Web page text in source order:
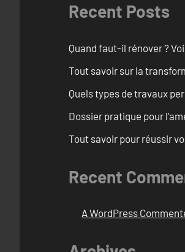
Recent Posts
Quand faut-il rénover ?
Tout savoir sur la
Quels types de travaux
Dossier pratique pour
Tout savoir pour réussir
Recent
A WordPress